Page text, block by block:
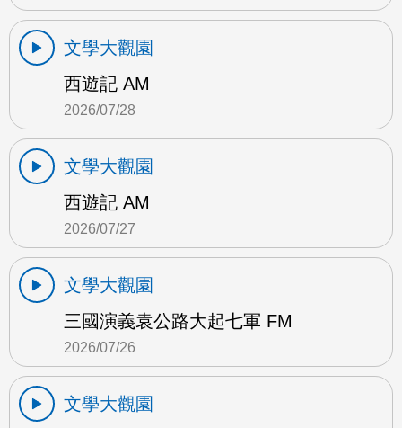
文學大觀園
西遊記 AM
2026/07/28
文學大觀園
西遊記 AM
2026/07/27
文學大觀園
三國演義袁公路大起七軍 FM
2026/07/26
文學大觀園